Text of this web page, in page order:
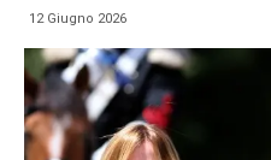
12 Giugno 2026